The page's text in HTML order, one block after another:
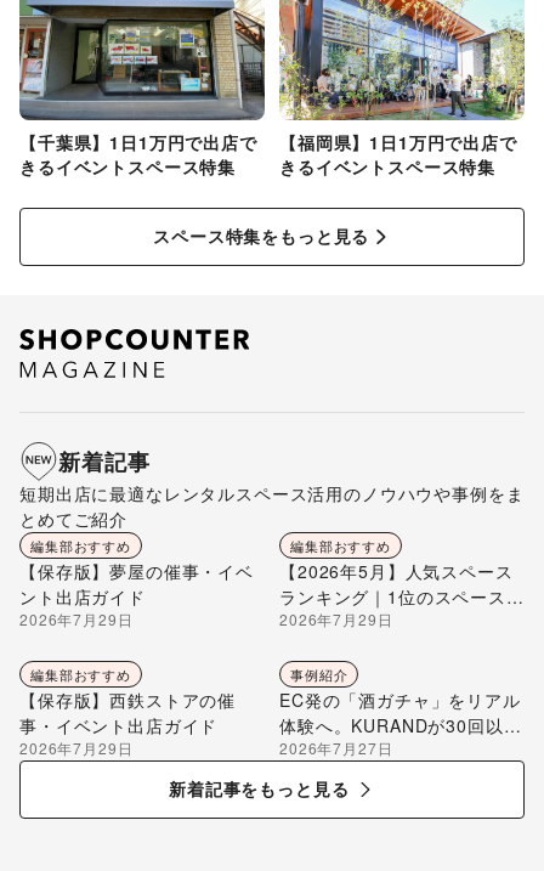
【千葉県】1日1万円で出店で
きるイベントスペース特集
【福岡県】1日1万円で出店で
きるイベントスペース特集
スペース特集をもっと見る
新着記事
短期出店に最適なレンタルスペース活用のノウハウや事例をま
とめてご紹介
編集部おすすめ
【保存版】夢屋の催事・イベ
ント出店ガイド
2026年7月29日
編集部おすすめ
【2026年5月】人気スペース
ランキング｜1位のスペースを
編集部が解説
2026年7月29日
編集部おすすめ
【保存版】西鉄ストアの催
事・イベント出店ガイド
2026年7月29日
事例紹介
EC発の「酒ガチャ」をリアル
体験へ。KURANDが30回以上
のポップアップ出店で届け
る“新しいお酒との出会い”
2026年7月27日
新着記事をもっと見る